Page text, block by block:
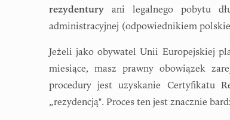
rezydentury ani legalnego pobytu
administracyjnej (odpowiednikiem
Jeżeli jako obywatel Unii Europejskiej
miesiące, masz prawny obowiązek
procedury jest uzyskanie Certyfikatu
„rezydencją". Proces ten jest znacznie